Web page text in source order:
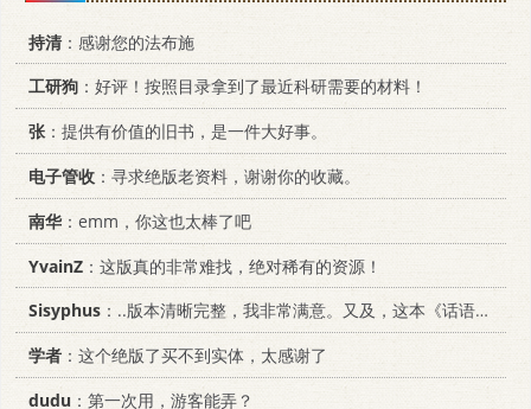
持清：感谢您的法布施
工研狗 ：好评！按照目录拿到了最近科研需要的材料！
张：提供有价值的旧书，是一件大好事。
电子管收 ：寻求绝版老资料，谢谢你的收藏。
南华：emm，你这也太棒了吧
YvainZ ：这版真的非常难找，绝对稀有的资源！
Sisyphus ：..版本清晰完整，我非常满意。又及，这本《话语的真相》...
学者 ：这个绝版了买不到实体，太感谢了
dudu ：第一次用，游客能弄？